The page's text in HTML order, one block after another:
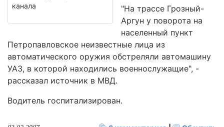
канала
"На трассе Грозный-
Аргун у поворота на
населенный пункт
Петропавловское неизвестные лица из
автоматического оружия обстреляли автомашину
УАЗ, в которой находились военнослужащие", -
рассказал источник в МВД.
Водитель госпитализирован.